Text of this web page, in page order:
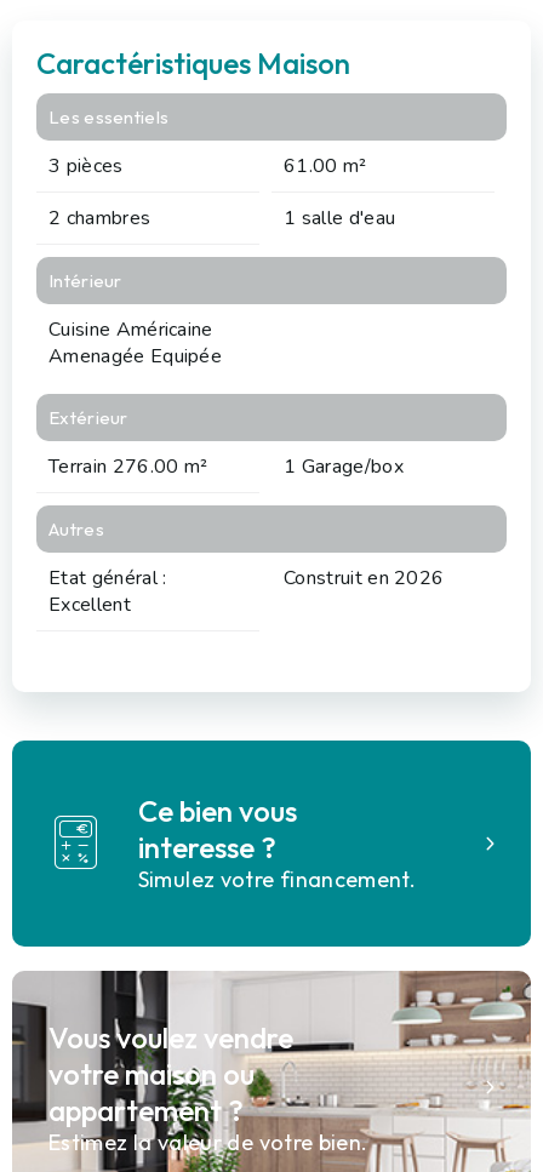
Caractéristiques Maison
Les essentiels
3 pièces
61.00 m²
2 chambres
1 salle d'eau
Intérieur
Cuisine Américaine
Amenagée Equipée
Extérieur
Terrain 276.00 m² 1 Garage/box
Autres
Etat général :
Excellent
Construit en 2026
Ce bien vous
interesse ?
Simulez votre financement.
Vous voulez vendre
votre maison ou
appartement ?
Estimez la valeur de votre bien.